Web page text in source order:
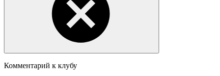
Комментарий к клубу